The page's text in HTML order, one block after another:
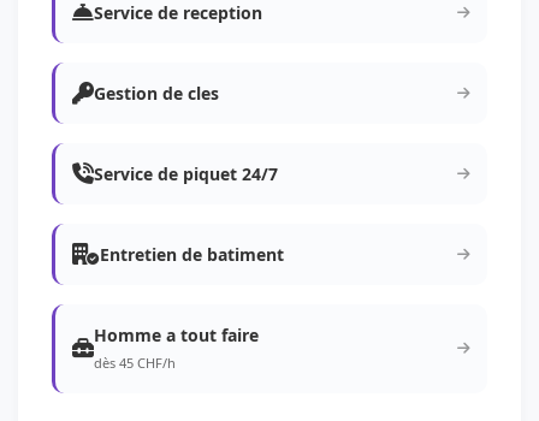
Service de reception
Gestion de cles
Service de piquet 24/7
Entretien de batiment
Homme a tout faire
dès 45 CHF/h